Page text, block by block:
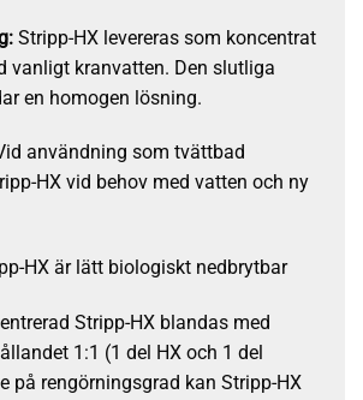
Stripp-HX levereras som koncentrat
vanligt kranvatten. Den slutliga
en homogen lösning.
användning som tvättbad
HX vid behov med vatten och ny
HX är lätt biologiskt nedbrytbar
Stripp-HX blandas med
1:1 (1 del HX och 1 del
på rengörningsgrad kan Stripp-HX